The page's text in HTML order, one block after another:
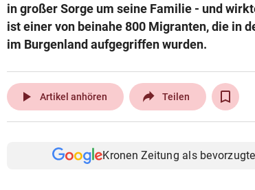
in großer Sorge um seine Familie - und
ist einer von beinahe 800 Migranten, die in
im Burgenland aufgegriffen wurden.
play_arrow Artikel anhören Teilen
Kronen Zeitung als